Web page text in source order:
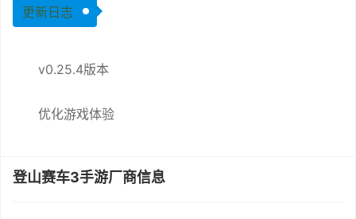
更新日志
v0.25.4版本
优化游戏体验
登山赛车3手游厂商信息